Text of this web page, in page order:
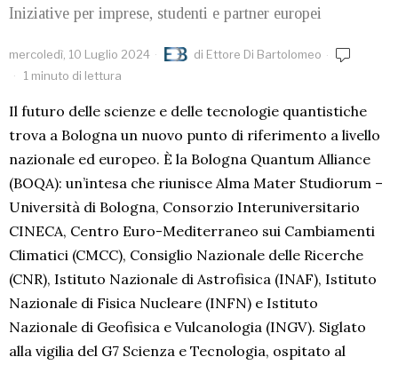
Iniziative per imprese, studenti e partner europei
mercoledì, 10 Luglio 2024 di Ettore Di Bartolomeo
1 minuto di lettura
Il futuro delle scienze e delle tecnologie quantistiche
trova a Bologna un nuovo punto di riferimento a livello
nazionale ed europeo. È la Bologna Quantum Alliance
(BOQA): un’intesa che riunisce Alma Mater Studiorum –
Università di Bologna, Consorzio Interuniversitario
CINECA, Centro Euro-Mediterraneo sui Cambiamenti
Climatici (CMCC), Consiglio Nazionale delle Ricerche
(CNR), Istituto Nazionale di Astrofisica (INAF), Istituto
Nazionale di Fisica Nucleare (INFN) e Istituto
Nazionale di Geofisica e Vulcanologia (INGV). Siglato
alla vigilia del G7 Scienza e Tecnologia, ospitato al